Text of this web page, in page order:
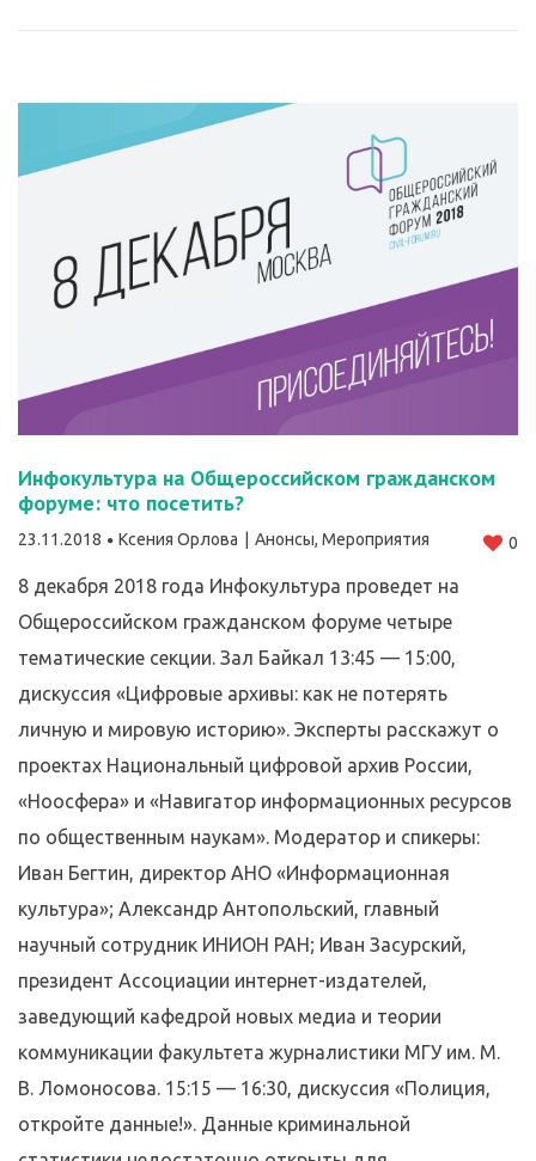
Инфокультура на Общероссийском гражданском
форуме: что посетить?
23.11.2018 Ксения Орлова Анонсы, Мероприятия 0
8 декабря 2018 года Инфокультура проведет на
Общероссийском гражданском форуме четыре
тематические секции. Зал Байкал 13:45 — 15:00,
дискуссия «Цифровые архивы: как не потерять
личную и мировую историю». Эксперты расскажут о
проектах Национальный цифровой архив России,
«Ноосфера» и «Навигатор информационных ресурсов
по общественным наукам». Модератор и спикеры:
Иван Бегтин, директор АНО «Информационная
культура»; Александр Антопольский, главный
научный сотрудник ИНИОН РАН; Иван Засурский,
президент Ассоциации интернет-издателей,
заведующий кафедрой новых медиа и теории
коммуникации факультета журналистики МГУ им. М.
В. Ломоносова. 15:15 — 16:30, дискуссия «Полиция,
откройте данные!». Данные криминальной